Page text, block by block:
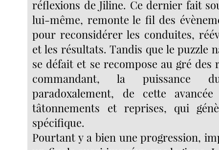
réflexions de Jiline. Ce dernier fait
lui-même, remonte le fil des
pour reconsidérer les conduites,
et les résultats. Tandis que le puzzle
se défait et se recompose au gré
commandant, la puissance
paradoxalement, de cette
tâtonnements et reprises, qui
spécifique.
Pourtant y a bien une progression,